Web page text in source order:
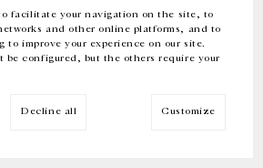
facilitate your navigation on the site, to
and other online platforms, and to
to improve your experience on our site.
be configured, but the others require your
Decline all Customize
Instagram